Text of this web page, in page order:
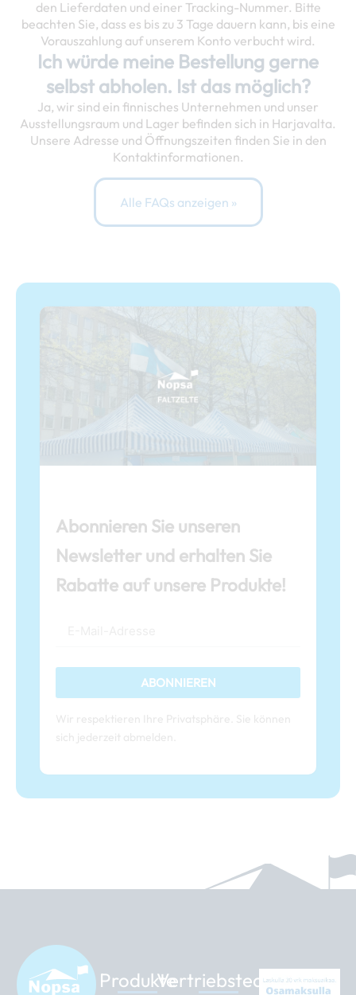
den Lieferdaten und einer Tracking-Nummer. Bitte
beachten Sie, dass es bis zu 3 Tage dauern kann, bis eine
Vorauszahlung auf unserem Konto verbucht wird.
Ich würde meine Bestellung gerne
selbst abholen. Ist das möglich?
Ja, wir sind ein finnisches Unternehmen und unser
Ausstellungsraum und Lager befinden sich in Harjavalta.
Unsere Adresse und Öffnungszeiten finden Sie in den
Kontaktinformationen.
Alle FAQs anzeigen »
Abonnieren Sie unseren
Newsletter und erhalten Sie
Rabatte auf unsere Produkte!
ABONNIEREN
ProdukteVertriebsteam